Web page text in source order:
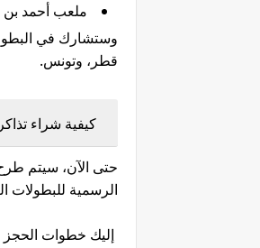
ملعب أحمد
وستشارك في
قطر، وتونس.
كيفية شراء تذاكر
حتى الآن، سيتم
الرسمية للبطولات
إليك خطوات الحجز